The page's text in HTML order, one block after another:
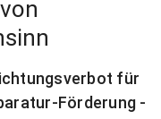
für
Förderung -